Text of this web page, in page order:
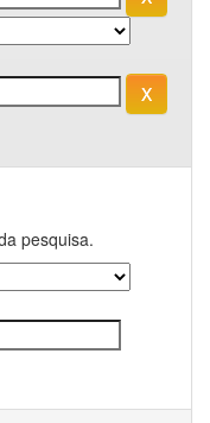
pesquisa.